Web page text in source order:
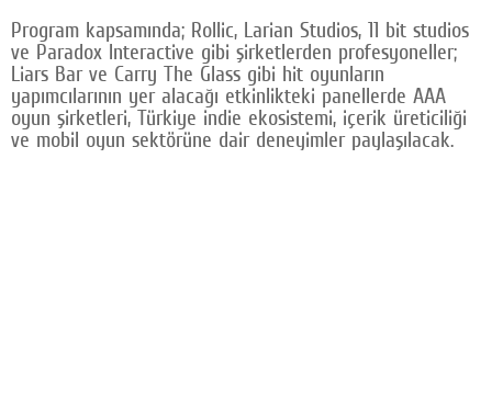
Program kapsamında; Rollic, Larian Studios, 11 bit studios
ve Paradox Interactive gibi şirketlerden profesyoneller;
Liars Bar ve Carry The Glass gibi hit oyunların
yapımcılarının yer alacağı etkinlikteki panellerde AAA
oyun şirketleri, Türkiye indie ekosistemi, içerik üreticiliği
ve mobil oyun sektörüne dair deneyimler paylaşılacak.